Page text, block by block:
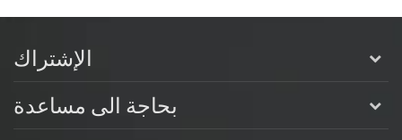
الإشتراك
بحاجة الى مساعدة